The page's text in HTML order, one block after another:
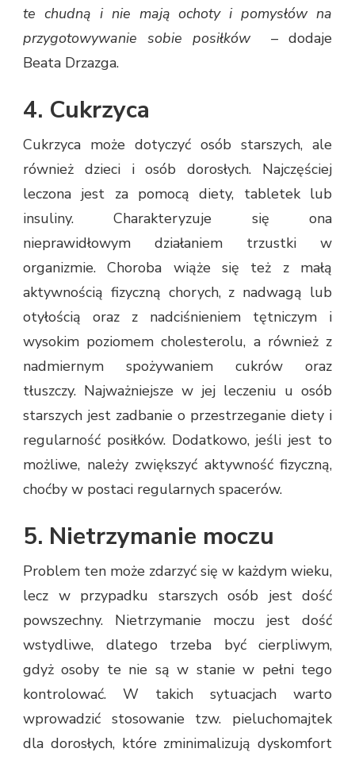
te chudną i nie mają ochoty i pomysłów na
przygotowywanie sobie posiłków – dodaje
Beata Drzazga.
4. Cukrzyca
Cukrzyca może dotyczyć osób starszych, ale
również dzieci i osób dorosłych. Najczęściej
leczona jest za pomocą diety, tabletek lub
insuliny. Charakteryzuje się ona
nieprawidłowym działaniem trzustki w
organizmie. Choroba wiąże się też z małą
aktywnością fizyczną chorych, z nadwagą lub
otyłością oraz z nadciśnieniem tętniczym i
wysokim poziomem cholesterolu, a również z
nadmiernym spożywaniem cukrów oraz
tłuszczy. Najważniejsze w jej leczeniu u osób
starszych jest zadbanie o przestrzeganie diety i
regularność posiłków. Dodatkowo, jeśli jest to
możliwe, należy zwiększyć aktywność fizyczną,
choćby w postaci regularnych spacerów.
5. Nietrzymanie moczu
Problem ten może zdarzyć się w każdym wieku,
lecz w przypadku starszych osób jest dość
powszechny. Nietrzymanie moczu jest dość
wstydliwe, dlatego trzeba być cierpliwym,
gdyż osoby te nie są w stanie w pełni tego
kontrolować. W takich sytuacjach warto
wprowadzić stosowanie tzw. pieluchomajtek
dla dorosłych, które zminimalizują dyskomfort